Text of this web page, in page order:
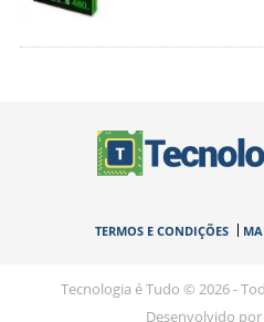
TERMOS E CONDIÇÕES
Tecnologia é Tudo © 2026 -
Desenvolvido